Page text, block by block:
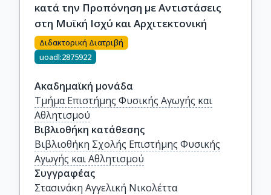
κατά την Προπόνηση με Αντιστάσεις
στη Μυϊκή Ισχύ και Αρχιτεκτονική
Διδακτορική Διατριβή
uoadl:2875922
Ακαδημαϊκή μονάδα
Τμήμα Επιστήμης Φυσικής Αγωγής και
Αθλητισμού
Βιβλιοθήκη κατάθεσης
Βιβλιοθήκη Σχολής Επιστήμης Φυσικής
Αγωγής και Αθλητισμού
Συγγραφέας
Στασινάκη Αγγελική Νικολέττα